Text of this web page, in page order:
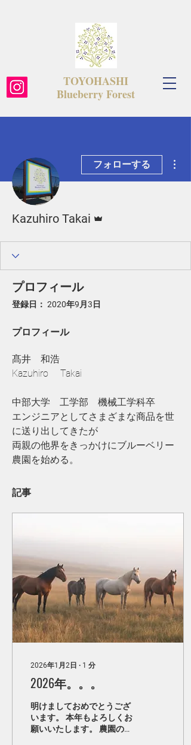
TOYOHASHI
​Blueberry Forest
フォローする
Kazuhiro Takai
プロフィール
登録日： 2020年9月3日
プロフィール
髙井　和浩
Kazuhiro 　Takai
中部大学　工学部　機械工学科卒
エンジニアとしてさまざまな商品を世
に送り出してきたが
両親の他界をきっかけにブルーベリー
農園を始める。
記事
2026年1月2日 ∙ 1 分
2026年。。。
明けましておめでとうござ
います。 本年もよろしくお
願いいたします。 農園の状